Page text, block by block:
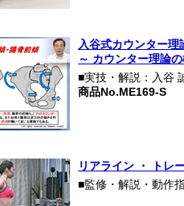
入谷式カウンター理
～ カウンター理論
■実技・解説：入谷
商品No.ME169-S
リアライン ・ トレ
■監修・解説・動作